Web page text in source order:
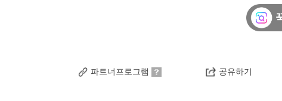
파트너프로그램 공유하기